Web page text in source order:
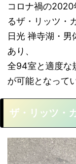
コロナ禍の
るザ・リッツ・
日光 禅寺湖・男
あり、
全94室と適度な
が可能となって
ザ・リッツ・